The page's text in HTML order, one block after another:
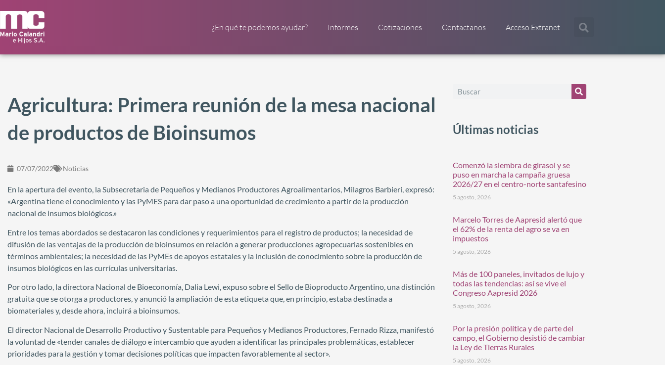
¿En qué te podemos ayudar? Informes Cotizaciones Contactanos Acceso Extranet
Agricultura: Primera reunión de la mesa nacional
de productos de Bioinsumos
07/07/2022 Noticias
En la apertura del evento, la Subsecretaria de Pequeños y Medianos Productores Agroalimentarios, Milagros Barbieri, expresó:
«Argentina tiene el conocimiento y las PyMES para dar paso a una oportunidad de crecimiento a partir de la producción
nacional de insumos biológicos.»
Entre los temas abordados se destacaron las condiciones y requerimientos para el registro de productos; la necesidad de
difusión de las ventajas de la producción de bioinsumos en relación a generar producciones agropecuarias sostenibles en
términos ambientales; la necesidad de las PyMEs de apoyos estatales y la inclusión de conocimiento sobre la producción de
insumos biológicos en las currículas universitarias.
Por otro lado, la directora Nacional de Bioeconomía, Dalia Lewi, expuso sobre el Sello de Bioproducto Argentino, una distinción
gratuita que se otorga a productores, y anunció la ampliación de esta etiqueta que, en principio, estaba destinada a
biomateriales y, desde ahora, incluirá a bioinsumos.
El director Nacional de Desarrollo Productivo y Sustentable para Pequeños y Medianos Productores, Fernado Rizza, manifestó
la voluntad de «tender canales de diálogo e intercambio que ayuden a identificar las principales problemáticas, establecer
prioridades para la gestión y tomar decisiones políticas que impacten favorablemente al sector».
Últimas noticias
Comenzó la siembra de girasol y se
puso en marcha la campaña gruesa
2026/27 en el centro-norte santafesino
5 agosto, 2026
Marcelo Torres de Aapresid alertó que
el 62% de la renta del agro se va en
impuestos
5 agosto, 2026
Más de 100 paneles, invitados de lujo y
todas las tendencias: así se vive el
Congreso Aapresid 2026
5 agosto, 2026
Por la presión política y de parte del
campo, el Gobierno desistió de cambiar
la Ley de Tierras Rurales
5 agosto, 2026